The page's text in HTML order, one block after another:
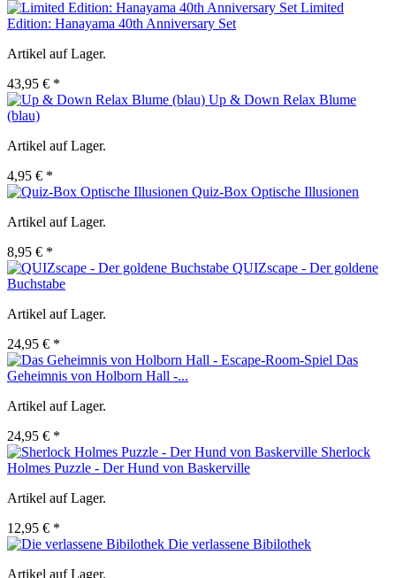
Limited
Edition: Hanayama 40th Anniversary Set
Artikel auf Lager.
43,95 € *
Up & Down Relax Blume
(blau)
Artikel auf Lager.
4,95 € *
Quiz-Box Optische Illusionen
Artikel auf Lager.
8,95 € *
QUIZscape - Der goldene
Buchstabe
Artikel auf Lager.
24,95 € *
Das
Geheimnis von Holborn Hall -...
Artikel auf Lager.
24,95 € *
Sherlock
Holmes Puzzle - Der Hund von Baskerville
Artikel auf Lager.
12,95 € *
Die verlassene Bibilothek
Artikel auf Lager.